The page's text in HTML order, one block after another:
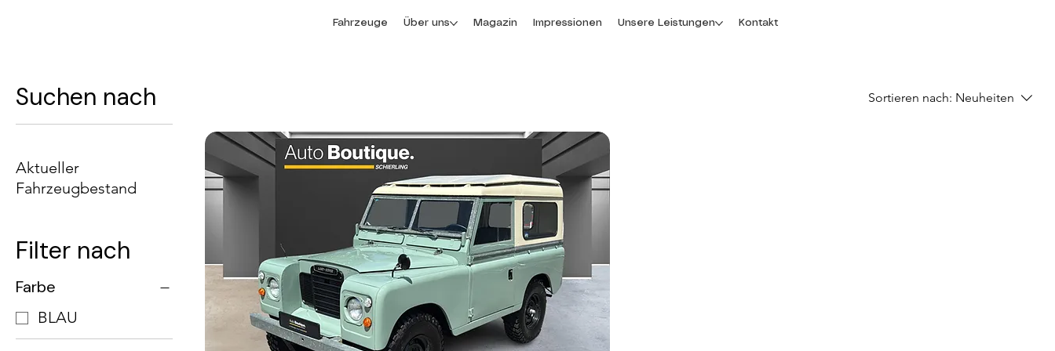
Fahrzeuge Über uns Magazin Impressionen Unsere Leistungen Kontakt
Suchen nach
Aktueller
Fahrzeugbestand
Filter nach
Farbe
BLAU
Sortieren nach: Neuheiten